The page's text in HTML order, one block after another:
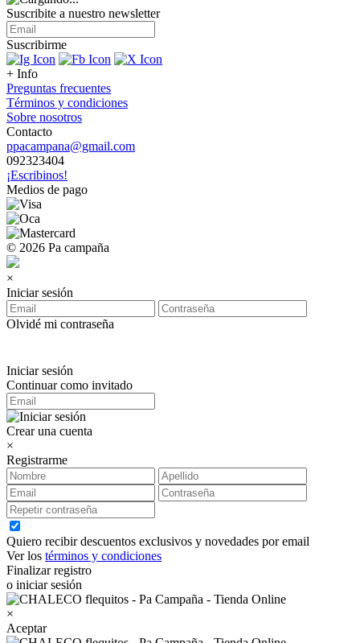
Suscribite a nuestro newsletter
Suscribirme
+ Info
Preguntas frecuentes
Términos y condiciones
Sobre nosotros
Contacto
ppacampana@gmail.com
092323404
¡Escribinos!
Medios de pago
© 2026 Pa campaña
×
Iniciar sesión
Olvidé mi contraseña
Iniciar sesión
Continuar como invitado
Crear una cuenta
×
Registrarme
Quiero recibir descuentos exclusivos y novedades por email
Ver los términos y condiciones
Finalizar registro
o iniciar sesión
×
Aceptar